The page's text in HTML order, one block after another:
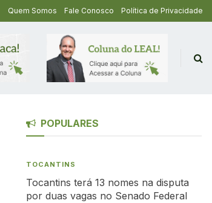
Quem Somos Fale Conosco Política de Privacidade
POPULARES
TOCANTINS
Tocantins terá 13 nomes na disputa
por duas vagas no Senado Federal